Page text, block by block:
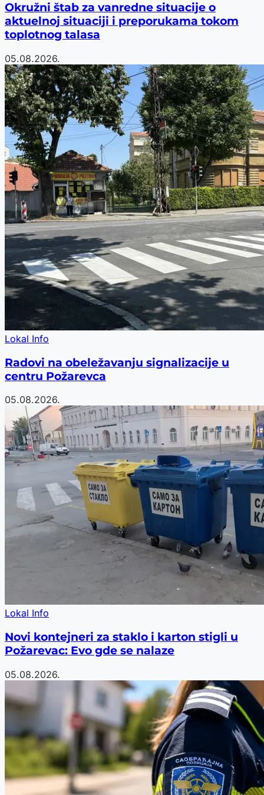
Okružni štab za vanredne situacije o
aktuelnoj situaciji i preporukama tokom
toplotnog talasa
05.08.2026.
Lokal Info
Radovi na obeležavanju signalizacije u
centru Požarevca
05.08.2026.
Lokal Info
Novi kontejneri za staklo i karton stigli u
Požarevac: Evo gde se nalaze
05.08.2026.